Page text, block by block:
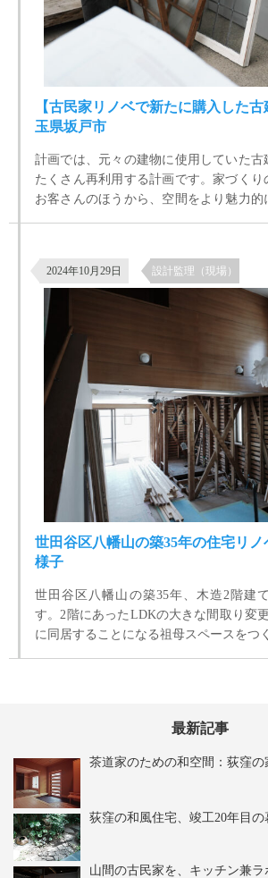
【古民家リノベで新たに購入した
玉県坂戸市
計画では、元々の建物に使用していた古
たくさん再利用する計画です。家づくり
お客さんのほうから、空間をより魅力的
て、それを持ち込みしてもらえれば、そ
対応しますということになっていました。
2024年10月29日 設計監理（現場）
世田谷区八幡山の築35年の住宅リ
様子
世田谷区八幡山の築35年、木造2階建
す。2階にあったLDKの大きな間取り変
に同居することになる祖母スペースをつ
最新記事
茶道家のための和空間：荻窪の
荻窪の和風住宅、竣工20年目の
山間の古民家を、キッチン兼ラ